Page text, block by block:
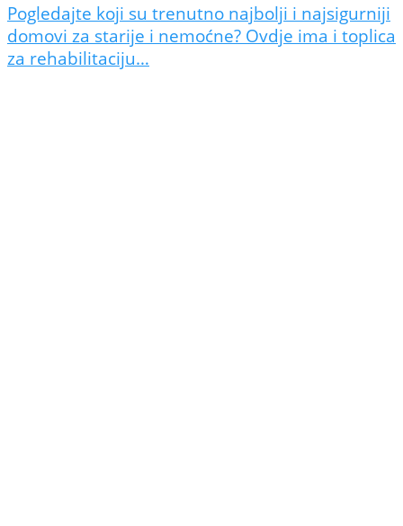
Pogledajte koji su trenutno najbolji i najsigurniji
domovi za starije i nemoćne? Ovdje ima i toplica
za rehabilitaciju…